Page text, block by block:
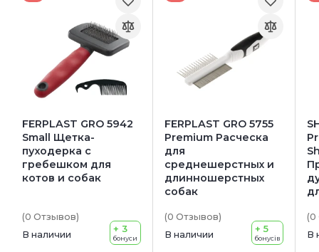
FERPLAST GRO 5942
Small Щетка-
пуходерка с
гребешком для
котов и собак
(0 Отзывов)
В наличии
+ 3
бонуси
FERPLAST GRO 5755
Premium Расческа
для
среднешерстных и
длинношерстных
собак
(0 Отзывов)
В наличии
+ 5
бонусів
(0
В